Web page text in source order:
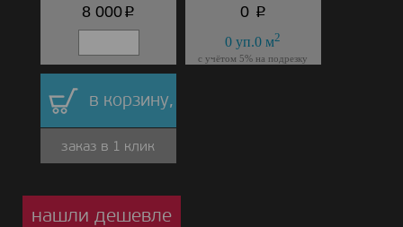
8 000p 0 p
0 уп.0 м2
с учётом 5% на подрезку
в корзину,
заказ в 1 клик
нашли дешевле